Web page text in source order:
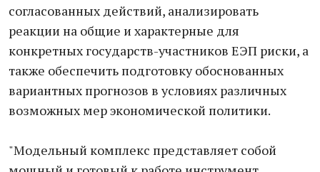
согласованных действий, анализировать
реакции на общие и характерные для
конкретных государств-участников ЕЭП риски, а
также обеспечить подготовку обоснованных
вариантных прогнозов в условиях различных
возможных мер экономической политики.
"Модельный комплекс представляет собой